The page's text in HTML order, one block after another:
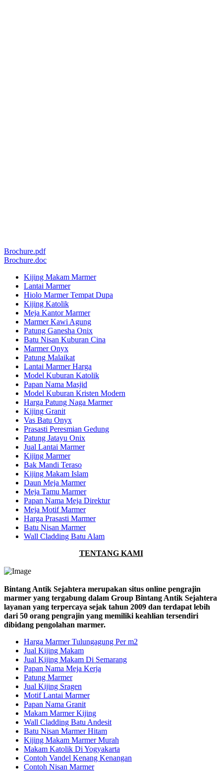
Brochure.pdf
Brochure.doc
Kijing Makam Marmer
Lantai Marmer
Hiolo Marmer Tempat Dupa
Kijing Katolik
Meja Kantor Marmer
Marmer Kawi Agung
Patung Ganesha Onix
Batu Nisan Kuburan Cina
Marmer Onyx
Patung Malaikat
Lantai Marmer Harga
Model Kuburan Katolik
Papan Nama Masjid
Model Kuburan Kristen Modern
Harga Patung Naga Marmer
Kijing Granit
Vas Batu Onyx
Prasasti Peresmian Gedung
Patung Jatayu Onix
Jual Lantai Marmer
Kijing Marmer
Bak Mandi Teraso
Kijing Makam Islam
Daun Meja Marmer
Meja Tamu Marmer
Papan Nama Meja Direktur
Meja Motif Marmer
Harga Prasasti Marmer
Batu Nisan Marmer
Wall Cladding Batu Alam
TENTANG KAMI
Bintang Antik Sejahtera merupakan situs online pengrajin
marmer yang tergabung dalam Group Bintang Antik Sejahtera
layanan yang terpercaya sejak tahun 2009 dan terdapat lebih
dari 50 orang pengrajin yang memiliki keahlian tersendiri
dibidang pengolahan marmer.
Harga Marmer Tulungagung Per m2
Jual Kijing Makam
Jual Kijing Makam Di Semarang
Papan Nama Meja Kerja
Patung Marmer
Jual Kijing Sragen
Motif Lantai Marmer
Papan Nama Granit
Makam Marmer Kijing
Wall Cladding Batu Andesit
Batu Nisan Marmer Hitam
Kijing Makam Marmer Murah
Makam Katolik Di Yogyakarta
Contoh Vandel Kenang Kenangan
Contoh Nisan Marmer